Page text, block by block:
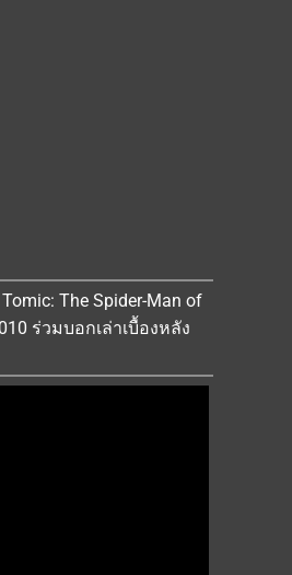
The Spider-Man of
ร่วมบอกเล่าเบื้องหลัง